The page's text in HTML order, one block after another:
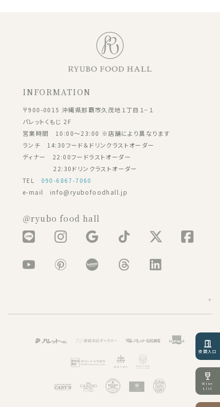
夜間入口
Wine
List
INFORMATION
〒900-0015 沖縄県那覇市久茂地１丁目１−１
パレットくもじ 2F
営業時間 10:00～23:00 ※店舗により異なります
ランチ 14:30フード＆ドリンクラストオーダー
ディナー 22:00フードラストオーダー
22:30ドリンクラストオーダー
TEL 090-6867-7060
e-mail info@ryubofoodhall.jp
＠ryubo food hall